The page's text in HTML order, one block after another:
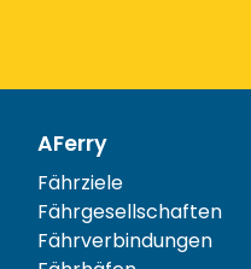
AFerry
Fährziele
Fährgesellschaften
Fährverbindungen